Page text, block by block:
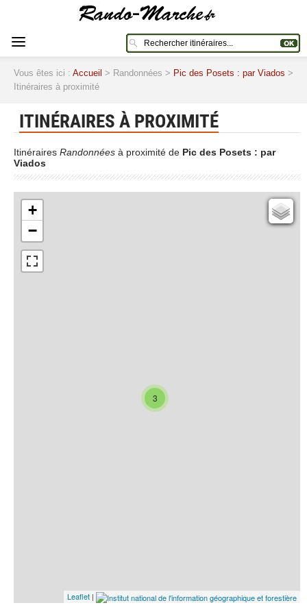
Vous êtes ici : Accueil > Randonnées > Pic des Posets : par Viados >
Itinéraires à proximité
ITINÉRAIRES À PROXIMITÉ
Itinéraires Randonnées à proximité de Pic des Posets : par
Viados
3
+
−
Leaflet |